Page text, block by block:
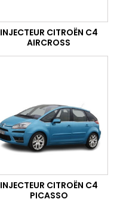
INJECTEUR CITROËN C4
AIRCROSS
INJECTEUR CITROËN C4
PICASSO